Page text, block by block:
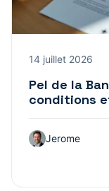
14 juillet 2026
Pel de la
conditions
Jerome